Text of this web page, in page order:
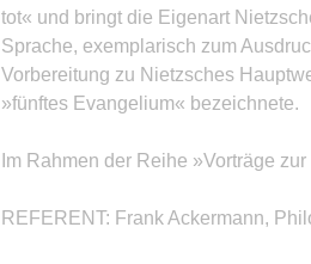
tot« und bringt die Eigenart
Sprache, exemplarisch zum
Vorbereitung zu Nietzsches
»fünftes Evangelium« bezeichnete.
Im Rahmen der Reihe »Vorträge
REFERENT: Frank Ackermann,